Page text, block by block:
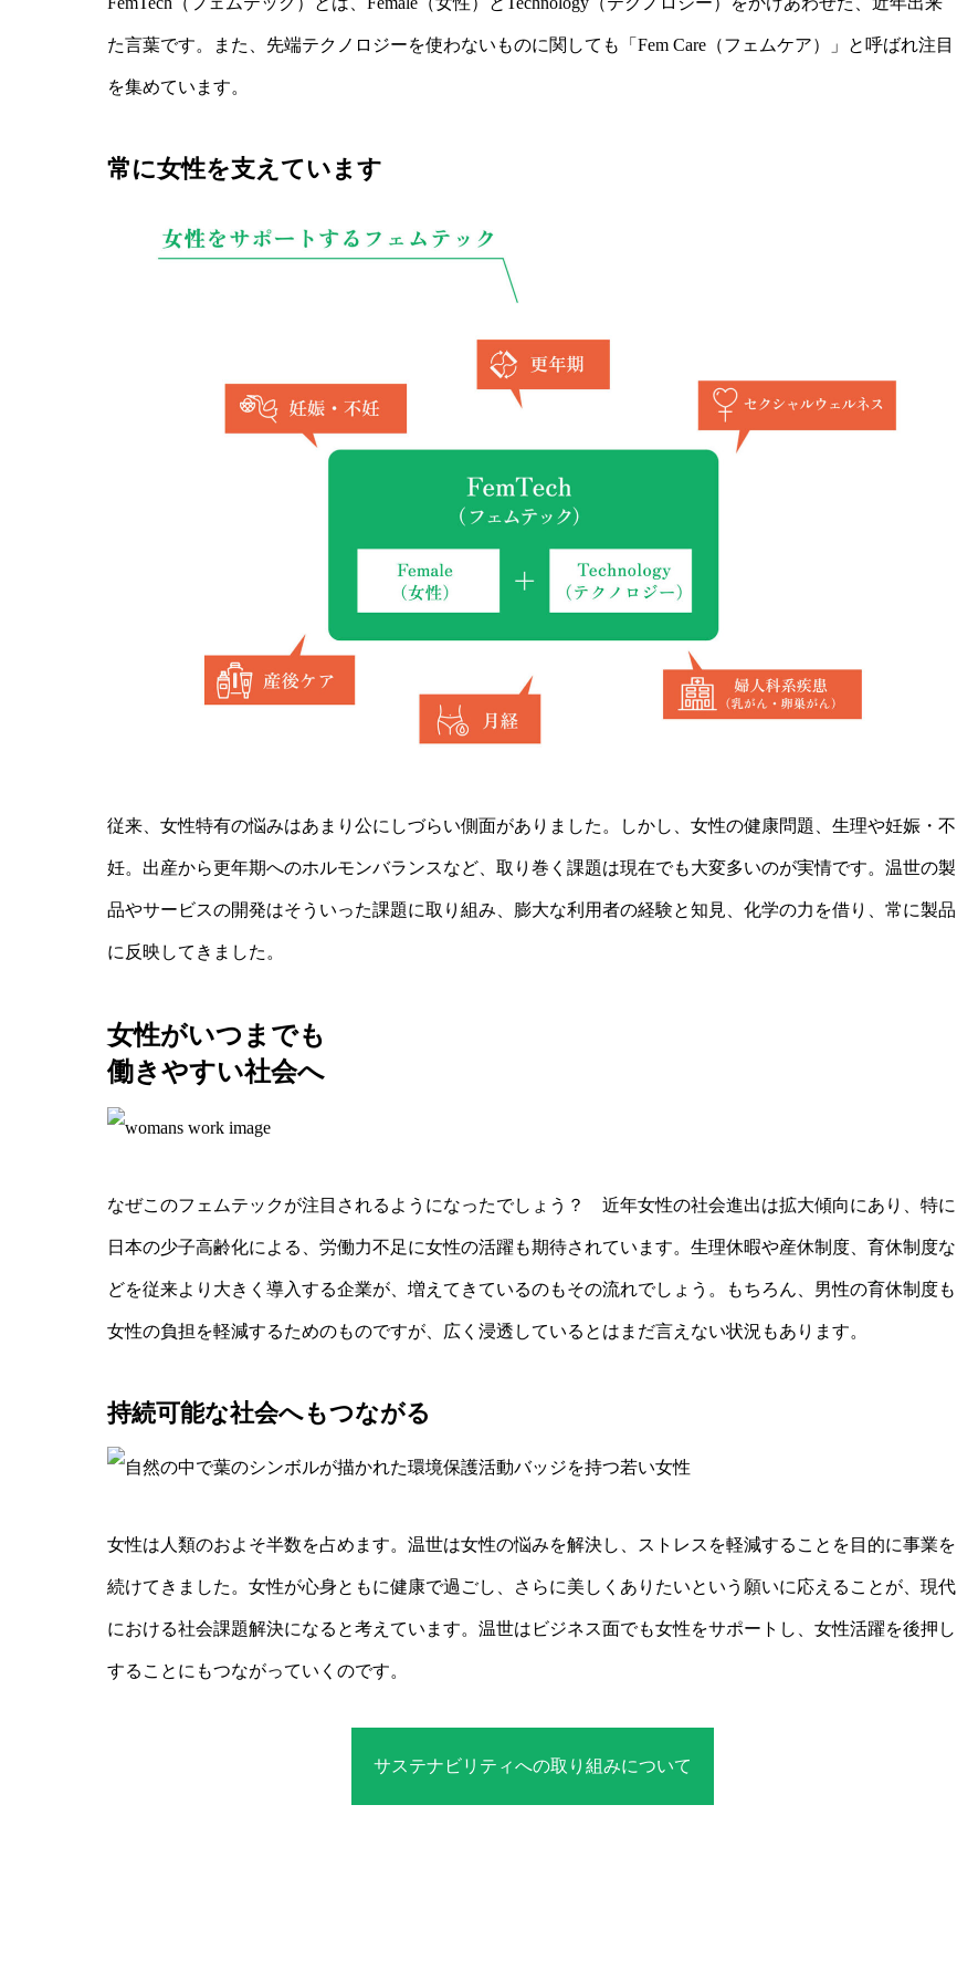
た言葉です。また、先端テクノロジーを使わないものに関しても「Fem Care（フェムケア）」と呼ばれ注目
を集めています。
常に女性を支えています
従来、女性特有の悩みはあまり公にしづらい側面がありました。しかし、女性の健康問題、生理や妊娠・不
妊。出産から更年期へのホルモンバランスなど、取り巻く課題は現在でも大変多いのが実情です。温世の製
品やサービスの開発はそういった課題に取り組み、膨大な利用者の経験と知見、化学の力を借り、常に製品
に反映してきました。
女性がいつまでも
働きやすい社会へ
なぜこのフェムテックが注目されるようになったでしょう？ 近年女性の社会進出は拡大傾向にあり、特に
日本の少子高齢化による、労働力不足に女性の活躍も期待されています。生理休暇や産休制度、育休制度な
どを従来より大きく導入する企業が、増えてきているのもその流れでしょう。もちろん、男性の育休制度も
女性の負担を軽減するためのものですが、広く浸透しているとはまだ言えない状況もあります。
持続可能な社会へもつながる
女性は人類のおよそ半数を占めます。温世は女性の悩みを解決し、ストレスを軽減することを目的に事業を
続けてきました。女性が心身ともに健康で過ごし、さらに美しくありたいという願いに応えることが、現代
における社会課題解決になると考えています。温世はビジネス面でも女性をサポートし、女性活躍を後押し
することにもつながっていくのです。
サステナビリティへの取り組みについて